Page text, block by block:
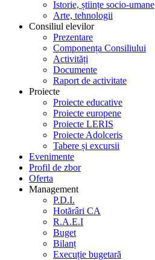
Istorie, științe socio-umane
Arte, tehnologii
Consiliul elevilor
Prezentare
Componența Consiliului
Activități
Documente
Raport de activitate
Proiecte
Proiecte educative
Proiecte europene
Proiecte LERIS
Proiecte Adolceris
Tabere și excursii
Evenimente
Profil de zbor
Oferta
Management
P.D.I.
Hotărâri CA
R.A.E.I
Buget
Bilanț
Execuție bugetară